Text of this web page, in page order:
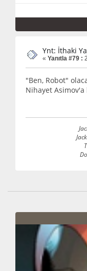
Ynt: İthaki
« Yanıtla #79 :
"Ben, Robot"
Nihayet